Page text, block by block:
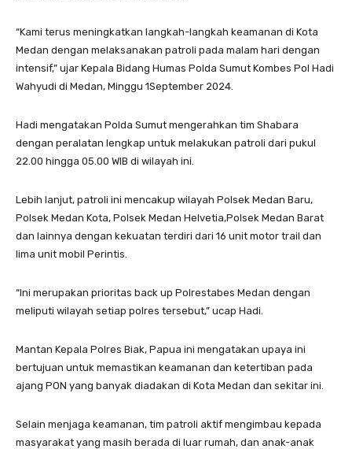
“Kami terus meningkatkan langkah-langkah keamanan di Kota
Medan dengan melaksanakan patroli pada malam hari dengan
intensif,” ujar Kepala Bidang Humas Polda Sumut Kombes Pol Hadi
Wahyudi di Medan, Minggu 1September 2024.
Hadi mengatakan Polda Sumut mengerahkan tim Shabara
dengan peralatan lengkap untuk melakukan patroli dari pukul
22.00 hingga 05.00 WIB di wilayah ini.
Lebih lanjut, patroli ini mencakup wilayah Polsek Medan Baru,
Polsek Medan Kota, Polsek Medan Helvetia,Polsek Medan Barat
dan lainnya dengan kekuatan terdiri dari 16 unit motor trail dan
lima unit mobil Perintis.
“Ini merupakan prioritas back up Polrestabes Medan dengan
meliputi wilayah setiap polres tersebut,” ucap Hadi.
Mantan Kepala Polres Biak, Papua ini mengatakan upaya ini
bertujuan untuk memastikan keamanan dan ketertiban pada
ajang PON yang banyak diadakan di Kota Medan dan sekitar ini.
Selain menjaga keamanan, tim patroli aktif mengimbau kepada
masyarakat yang masih berada di luar rumah, dan anak-anak